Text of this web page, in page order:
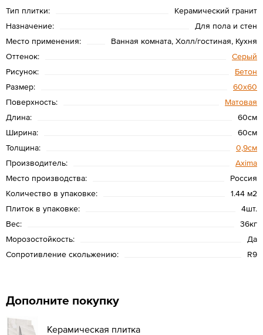
Тип плитки:
Керамический гранит
Назначение:
Для пола и стен
Место применения:
Ванная комната, Холл/гостиная, Кухня
Оттенок:
Серый
Рисунок:
Бетон
Размер:
60х60
Поверхность:
Матовая
Длина:
60см
Ширина:
60см
Толщина:
0,9см
Производитель:
Axima
Место производства:
Россия
Количество в упаковке:
1.44 м2
Плиток в упаковке:
4шт.
Вес:
36кг
Морозостойкость:
Да
Сопротивление скольжению:
R9
Дополните покупку
Керамическая плитка